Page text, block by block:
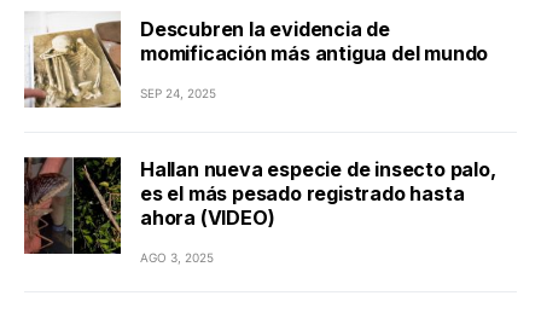
Descubren la evidencia de
momificación más antigua del mundo
SEP 24, 2025
Hallan nueva especie de insecto palo,
es el más pesado registrado hasta
ahora (VIDEO)
AGO 3, 2025